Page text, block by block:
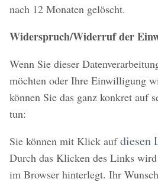
nach 12 Monaten gelöscht.
Widerspruch/Widerruf der
Wenn Sie dieser
möchten oder Ihre Einwilligung
können Sie das ganz konkret auf
tun:
Sie können mit Klick aufdiesen
Durch das Klicken des Links
im Browser hinterlegt. Ihr